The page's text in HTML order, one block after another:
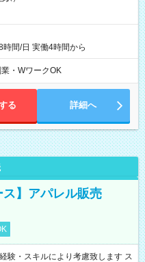
間/日 実働4時間から
・WワークOK
る 詳細へ
ス】アパレル販売
・スキルにより考慮致します ス